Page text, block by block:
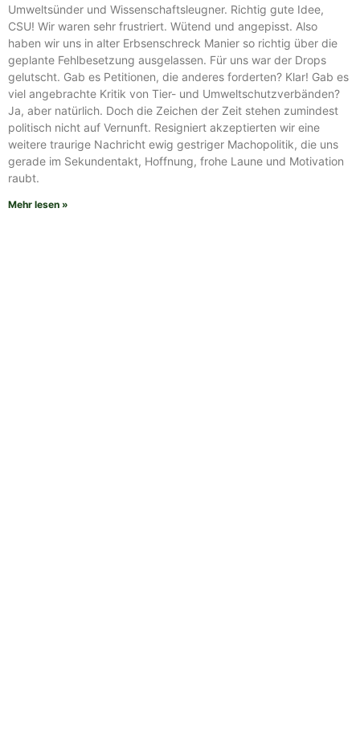
Umweltsünder und Wissenschaftsleugner. Richtig gute Idee,
CSU! Wir waren sehr frustriert. Wütend und angepisst. Also
haben wir uns in alter Erbsenschreck Manier so richtig über die
geplante Fehlbesetzung ausgelassen. Für uns war der Drops
gelutscht. Gab es Petitionen, die anderes forderten? Klar! Gab es
viel angebrachte Kritik von Tier- und Umweltschutzverbänden?
Ja, aber natürlich. Doch die Zeichen der Zeit stehen zumindest
politisch nicht auf Vernunft. Resigniert akzeptierten wir eine
weitere traurige Nachricht ewig gestriger Machopolitik, die uns
gerade im Sekundentakt, Hoffnung, frohe Laune und Motivation
raubt.
Mehr lesen »